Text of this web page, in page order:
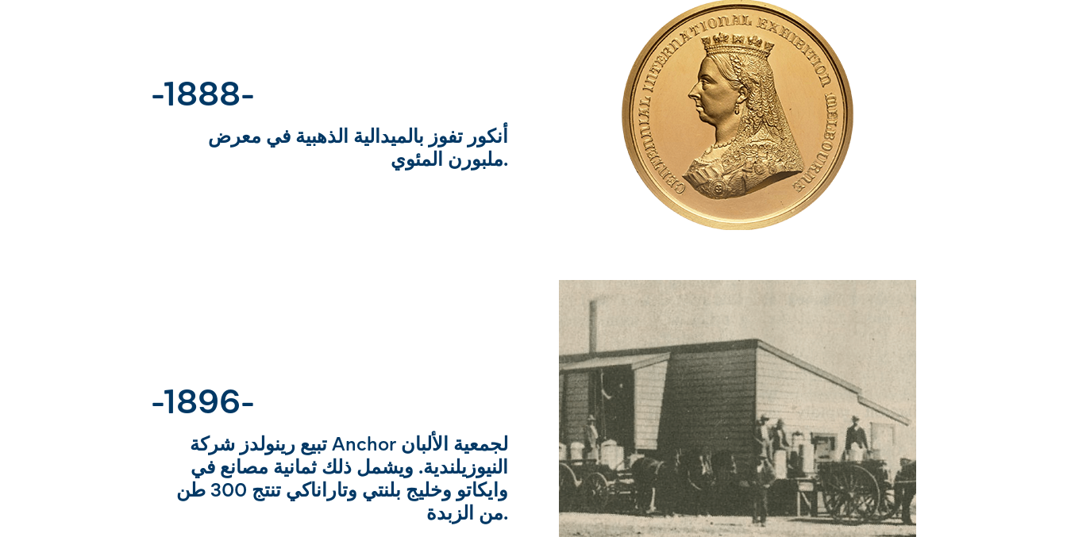
-1888-
أنكور تفوز بالميدالية الذهبية في معرض
ملبورن المئوي.
-1896-
تبيع رينولدز شركة Anchor لجمعية الألبان
النيوزيلندية. ويشمل ذلك ثمانية مصانع في
وايكاتو وخليج بلنتي وتاراناكي تنتج 300 طن
من الزبدة.